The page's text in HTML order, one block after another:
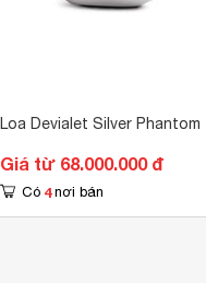
Loa Devialet Silver Phantom
Giá từ 68.000.000 đ
Có 4 nơi bán